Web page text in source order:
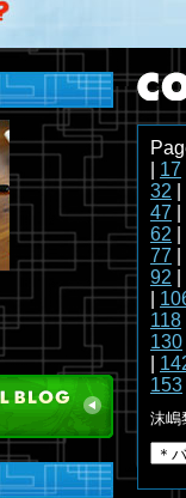
17
32
47
62
77
92
118
130
153
沫嶋